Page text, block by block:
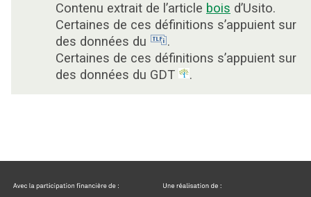
Contenu extrait de l’article bois d’Usito.
Certaines de ces définitions s’appuient sur
des données du
.
Certaines de ces définitions s’appuient sur
des données du GDT
.